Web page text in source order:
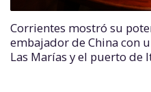
Corrientes mostró su
embajador de China con
Las Marías y el puerto de